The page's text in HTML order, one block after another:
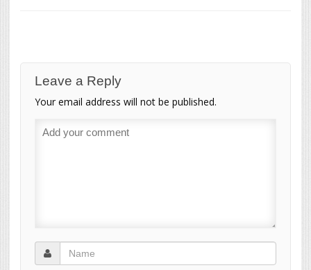
Leave a Reply
Your email address will not be published.